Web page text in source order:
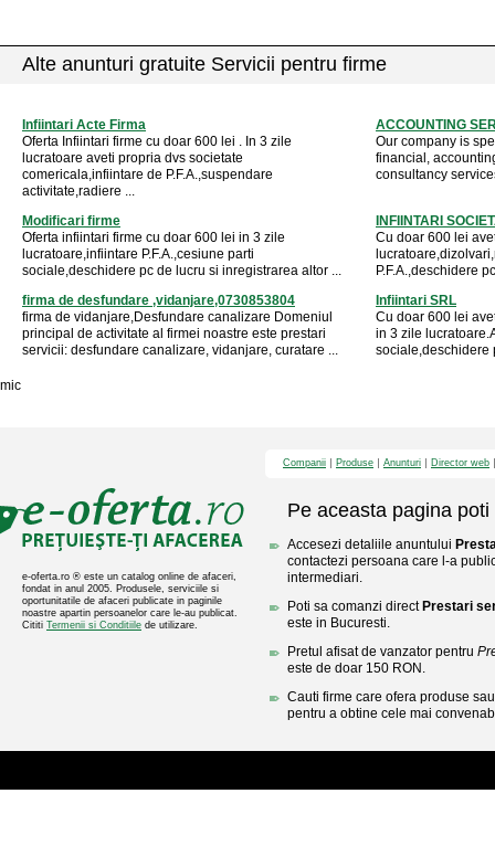
Alte anunturi gratuite Servicii pentru firme
Infiintari Acte Firma
Oferta Infiintari firme cu doar 600 lei . In 3 zile
lucratoare aveti propria dvs societate
comericala,infiintare de P.F.A.,suspendare
activitate,radiere ...
ACCOUNTING
Our company is
financial,
consultancy
Modificari firme
Oferta infiintari firme cu doar 600 lei in 3 zile
lucratoare,infiintare P.F.A.,cesiune parti
sociale,deschidere pc de lucru si inregistrarea altor ...
INFIINTARI
Cu doar 600 lei
P.F.A.,deschidere
firma de desfundare ,vidanjare,0730853804
firma de vidanjare,Desfundare canalizare Domeniul
principal de activitate al firmei noastre este prestari
servicii: desfundare canalizare, vidanjare, curatare ...
Infiintari SRL
Cu doar 600 lei
in 3 zile
sociale,deschidere
mic
e-oferta.ro ® este un catalog online de afaceri,
fondat in anul 2005. Produsele, serviciile si
oportunitatile de afaceri publicate in paginile
noastre apartin persoanelor care le-au publicat.
Cititi Termenii si Conditiile de utilizare.
Companii Produse Anunturi Director web
Pe aceasta pagina poti
Accesezi detaliile anuntului
contactezi persoana care l-a
intermediari.
Poti sa comanzi direct Prestari
este in Bucuresti.
Pretul afisat de vanzator pentru
este de doar 150 RON.
Cauti firme care ofera produse
pentru a obtine cele mai